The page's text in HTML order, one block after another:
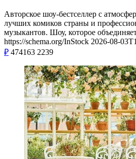
Авторское шоу-бестселлер с
лучших комиков страны и
музыкантов. Шоу, которое
https://schema.org/InStock 2026-08-
₽ 474163 2239